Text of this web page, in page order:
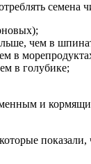
семена
чем в
в
в голубике;
и
которые